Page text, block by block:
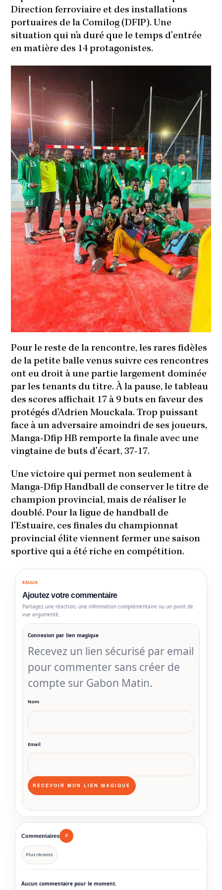
Direction ferroviaire et des installations
portuaires de la Comilog (DFIP). Une
situation qui n’a duré que le temps d’entrée
en matière des 14 protagonistes.
Pour le reste de la rencontre, les rares fidèles
de la petite balle venus suivre ces rencontres
ont eu droit à une partie largement dominée
par les tenants du titre. À la pause, le tableau
des scores affichait 17 à 9 buts en faveur des
protégés d’Adrien Mouckala. Trop puissant
face à un adversaire amoindri de ses joueurs,
Manga-Dfip HB remporte la finale avec une
vingtaine de buts d’écart, 37-17.
Une victoire qui permet non seulement à
Manga-Dfip Handball de conserver le titre de
champion provincial, mais de réaliser le
doublé. Pour la ligue de handball de
l’Estuaire, ces finales du championnat
provincial élite viennent fermer une saison
sportive qui a été riche en compétition.
RÉAGIR
Ajoutez votre commentaire
Partagez une réaction, une information complémentaire ou un point de
vue argumenté.
Connexion par lien magique
Recevez un lien sécurisé par email
pour commenter sans créer de
compte sur Gabon Matin.
Nom
Email
Commentaires 0
Plus récents
Aucun commentaire pour le moment.